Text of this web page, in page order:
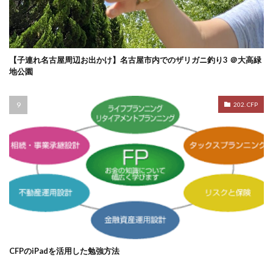
【子連れ名古屋周辺お出かけ】名古屋市内でのザリガニ釣り3 ＠大高緑
地公園
202. CFP
CFPのiPadを活用した勉強方法